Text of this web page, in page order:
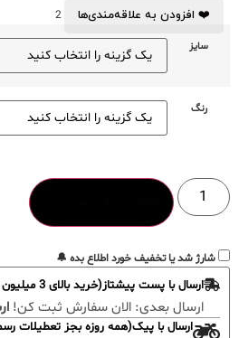
❤️ افزودن به علاقه‌مندی‌ها
2
سایز
رنگ
شارژ شد یا تخفیف خورد اطلاع بده 🔔
ارسال با پست پیشتاز(خرید بالای 3 میلیون رایگان)
ارسال بعدی: الان سفارش ثبت کن!
ارسال با پیک(همه روزه بجز تعطیلات